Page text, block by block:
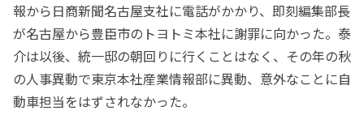
報から日商新聞名古屋支社に電話がかかり、即刻編集部長
が名古屋から豊臣市のトヨトミ本社に謝罪に向かった。泰
介は以後、統一邸の朝回りに行くことはなく、その年の秋
の人事異動で東京本社産業情報部に異動、意外なことに自
動車担当をはずされなかった。